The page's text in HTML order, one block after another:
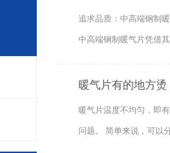
追求品质：中高端钢制
中高端钢制暖气片凭借
暖气片有的地方
暖气片温度不均匀，即
问题。 简单来说，可以